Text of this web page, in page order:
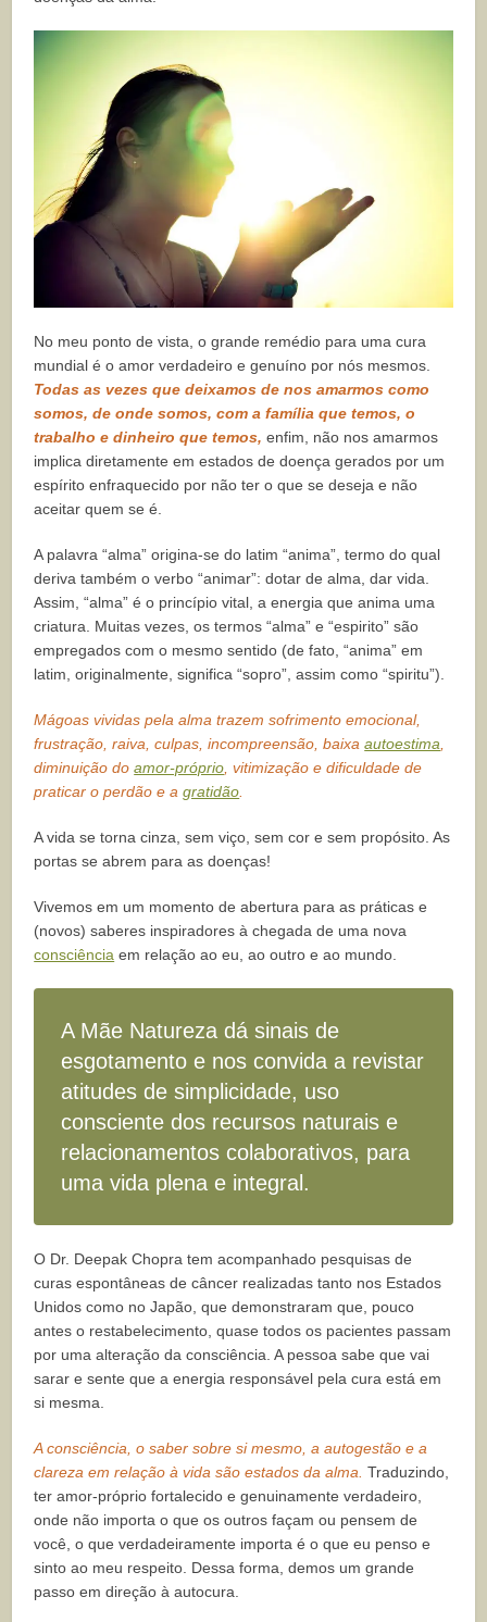
No meu ponto de vista, o grande remédio para uma cura
mundial é o amor verdadeiro e genuíno por nós mesmos.
Todas as vezes que deixamos de nos amarmos como
somos, de onde somos, com a família que temos, o
trabalho e dinheiro que temos, enfim, não nos amarmos
implica diretamente em estados de doença gerados por um
espírito enfraquecido por não ter o que se deseja e não
aceitar quem se é.
A palavra “alma” origina-se do latim “anima”, termo do qual
deriva também o verbo “animar”: dotar de alma, dar vida.
Assim, “alma” é o princípio vital, a energia que anima uma
criatura. Muitas vezes, os termos “alma” e “espirito” são
empregados com o mesmo sentido (de fato, “anima” em
latim, originalmente, significa “sopro”, assim como “spiritu”).
Mágoas vividas pela alma trazem sofrimento emocional,
frustração, raiva, culpas, incompreensão, baixaautoestima
diminuição doamor-próprio , vitimização e dificuldade de
praticar o perdão e agratidão
A vida se torna cinza, sem viço, sem cor e sem propósito. As
portas se abrem para as doenças!
Vivemos em um momento de abertura para as práticas e
(novos) saberes inspiradores à chegada de uma nova
consciência em relação ao eu, ao outro e ao mundo.
A Mãe Natureza dá sinais de
esgotamento e nos convida a revistar
atitudes de simplicidade, uso
consciente dos recursos naturais e
relacionamentos colaborativos, para
uma vida plena e integral.
O Dr. Deepak Chopra tem acompanhado pesquisas de
curas espontâneas de câncer realizadas tanto nos Estados
Unidos como no Japão, que demonstraram que, pouco
antes o restabelecimento, quase todos os pacientes passam
por uma alteração da consciência. A pessoa sabe que vai
sarar e sente que a energia responsável pela cura está em
si mesma.
A consciência, o saber sobre si mesmo, a autogestão e a
clareza em relação à vida são estados da alma. Traduzindo,
ter amor-próprio fortalecido e genuinamente verdadeiro,
onde não importa o que os outros façam ou pensem de
você, o que verdadeiramente importa é o que eu penso e
sinto ao meu respeito. Dessa forma, demos um grande
passo em direção à autocura.